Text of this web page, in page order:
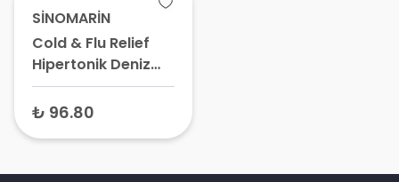
SİNOMARİN
Cold & Flu Relief
Hipertonik Deniz
Suyu Sprey 100 ml
₺ 96.80